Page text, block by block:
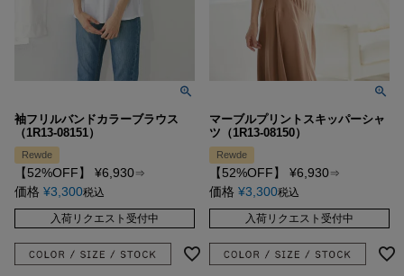
袖フリルバンドカラーブラウス
（1R13-08151）
Rewde
【52%OFF】 ¥6,930⇒
価格 ¥3,300税込
入荷リクエスト受付中
マーブルプリントスキッパーシャ
ツ（1R13-08150）
Rewde
【52%OFF】 ¥6,930⇒
価格 ¥3,300税込
入荷リクエスト受付中